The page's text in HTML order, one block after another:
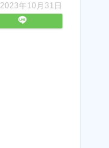
2023年10月31日